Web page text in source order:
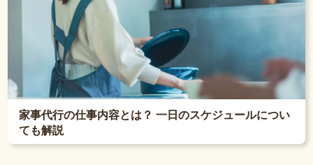
家事代行の仕事内容とは？ 一日のスケジュールについ
ても解説